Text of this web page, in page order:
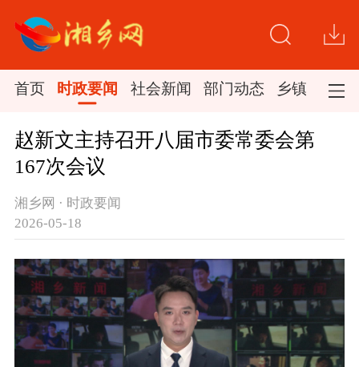
首页 时政要闻 社会新闻 部门动态 乡镇新闻
赵新文主持召开八届市委常委会第
167次会议
湘乡网 · 时政要闻
2026-05-18